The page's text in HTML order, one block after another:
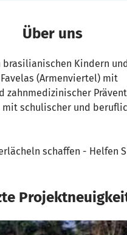
Über uns
brasilianischen Kindern und
(Armenviertel) mit
zahnmedizinischer
mit schulischer und
schaffen - Helfen